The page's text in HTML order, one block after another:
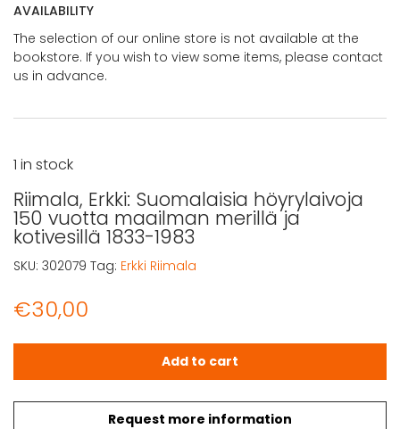
AVAILABILITY
The selection of our online store is not available at the
bookstore. If you wish to view some items, please contact
us in advance.
Riimala, Erkki: Suomalaisia höyrylaivoja
150 vuotta maailman merillä ja
kotivesillä 1833-1983
€30,00
Request more information
1 in stock
Riimala, Erkki: Suomalaisia höyrylaivoja 150 vuotta
Add to cart
SKU: 302079 Tag: Erkki Riimala